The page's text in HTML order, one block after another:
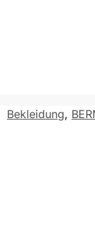
Bekleidung,